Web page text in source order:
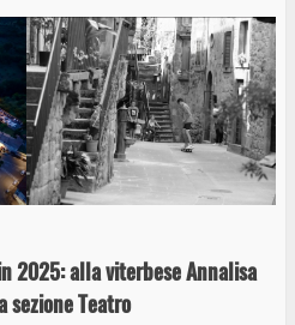
2025: alla viterbese Annalisa
sezione Teatro